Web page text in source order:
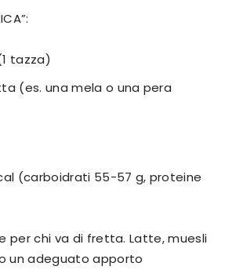
tazza)
(es. una mela o una pera
(carboidrati 55-57 g, proteine
per chi va di fretta. Latte, muesli
un adeguato apporto